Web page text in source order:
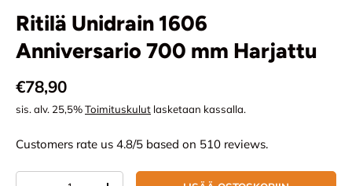
Ritilä Unidrain 1606
Anniversario 700 mm Harjattu
Normaali hinta
€78,90
sis. alv. 25,5%Toimituskulut lasketaan kassalla.
Customers rate us 4.8/5 based on 510 reviews.